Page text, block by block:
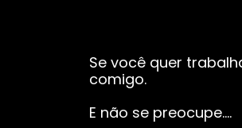
Se você quer
comigo.
E não se preocupe….